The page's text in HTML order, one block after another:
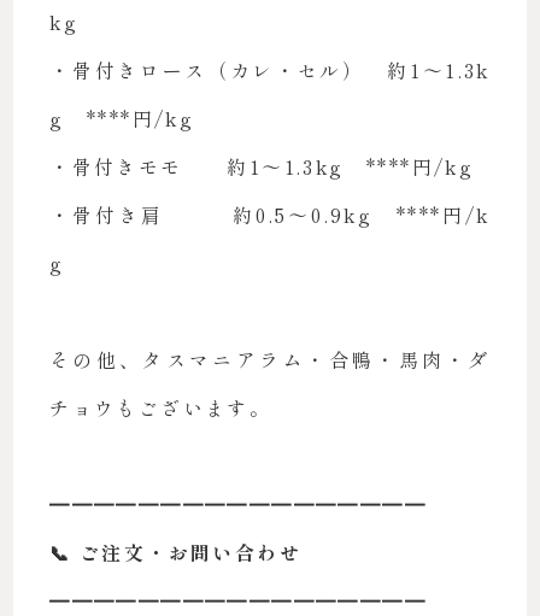
kg
・骨付きロース（カレ・セル） 約1〜1.3k
g ****円/kg
・骨付きモモ 約1〜1.3kg ****円/kg
・骨付き肩 約0.5〜0.9kg ****円/k
g
その他、タスマニアラム・合鴨・馬肉・ダ
チョウもございます。
━━━━━━━━━━━━━━━━━
📞 ご注文・お問い合わせ
━━━━━━━━━━━━━━━━━